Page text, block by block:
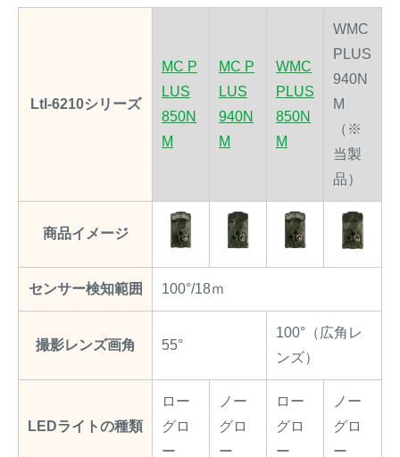
Ltl-6210シリーズ
MC P
LUS
850N
M
MC P
LUS
940N
M
WMC
PLUS
850N
M
WMC
PLUS
940N
M
（※
当製
品）
商品イメージ
センサー検知範囲 100°/18ｍ
撮影レンズ画角 55°
100°（広角レ
ンズ）
LEDライトの種類
ロー
グロ
ー
ノー
グロ
ー
ロー
グロ
ー
ノー
グロ
ー